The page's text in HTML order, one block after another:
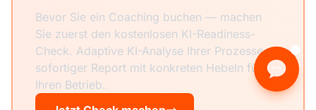
Bevor Sie ein Coaching buchen — machen
Sie zuerst den kostenlosen KI-Readiness-
Check. Adaptive KI-Analyse Ihrer Prozesse,
sofortiger Report mit konkreten Hebeln für
Ihren Betrieb.